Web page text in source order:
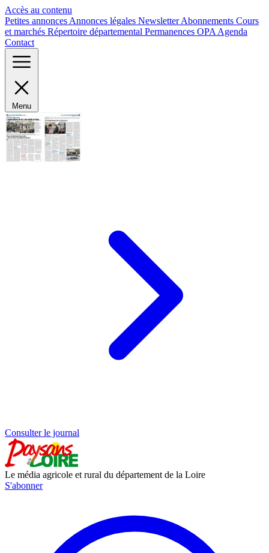
Accès au contenu
Petites annonces Annonces légales NewsletterAbonnements Cours
et marchés Répertoire départemental Permanences OPA Agenda
Contact
Menu
Consulter le journal
Le média agricole et rural du département de la Loire
S'abonner
Panneau de gestion des cookies